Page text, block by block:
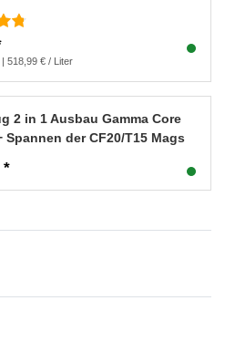
| 518,99 € / Liter
2 in 1 Ausbau Gamma Core
Spannen der CF20/T15 Mags
*